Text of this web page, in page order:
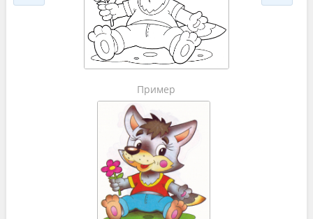
Пример